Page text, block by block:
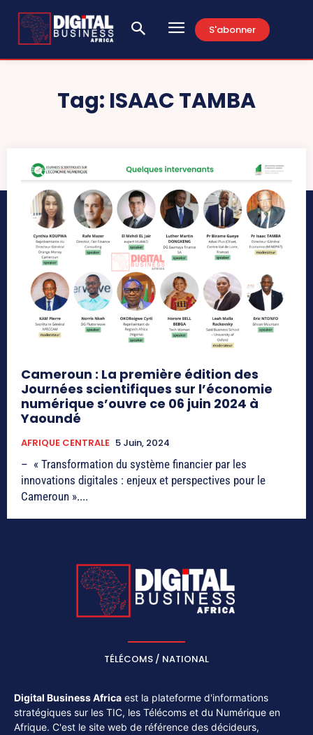
S'abonner
Tag: ISAAC TAMBA
Cameroun : La première édition des
Journées scientifiques sur l’économie
numérique s’ouvre ce 06 juin 2024 à
Yaoundé
AFRIQUE CENTRALE 5 Juin, 2024
– « Transformation du système financier par les
innovations digitales : enjeux et perspectives pour le
Cameroun »....
TÉLÉCOMS / NATIONAL
Digital Business Africa est la plateforme d'informations
stratégiques sur les TIC, les Télécoms et du Numérique en
Afrique. C'est le site web de référence des décideurs,